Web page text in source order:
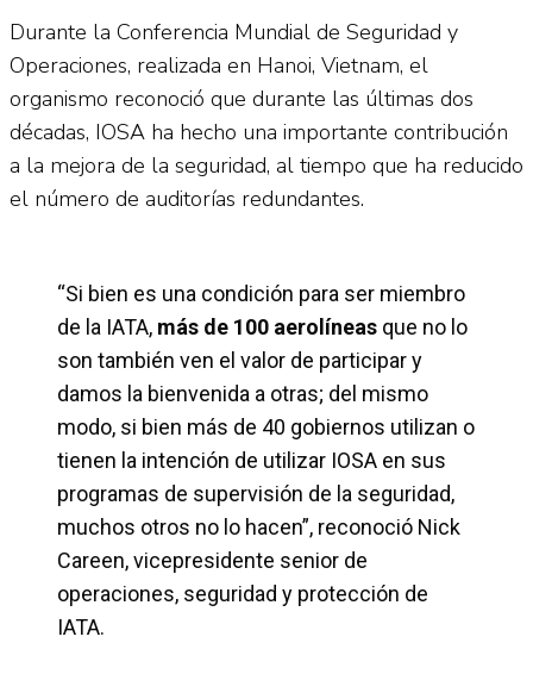
Durante la Conferencia Mundial de Seguridad y
Operaciones, realizada en Hanoi, Vietnam, el
organismo reconoció que durante las últimas dos
décadas, IOSA ha hecho una importante contribución
a la mejora de la seguridad, al tiempo que ha reducido
el número de auditorías redundantes.
“Si bien es una condición para ser miembro
de la IATA, más de 100 aerolíneas que no lo
son también ven el valor de participar y
damos la bienvenida a otras; del mismo
modo, si bien más de 40 gobiernos utilizan o
tienen la intención de utilizar IOSA en sus
programas de supervisión de la seguridad,
muchos otros no lo hacen”, reconoció Nick
Careen, vicepresidente senior de
operaciones, seguridad y protección de
IATA.